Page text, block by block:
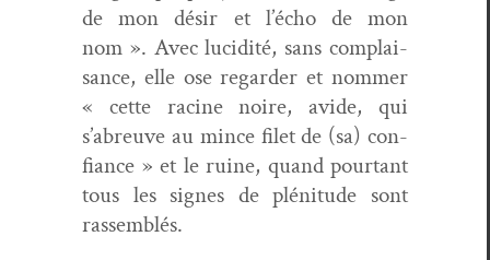
de mon désir et l’écho de mon
nom ». Avec lucid­ité, sans com­plai­
sance, elle ose regarder et nom­mer
« cette racine noire, avide, qui
s’abreuve au mince filet de (sa) con­
fi­ance » et le ruine, quand pour­tant
tous les signes de pléni­tude sont
rassemblés.